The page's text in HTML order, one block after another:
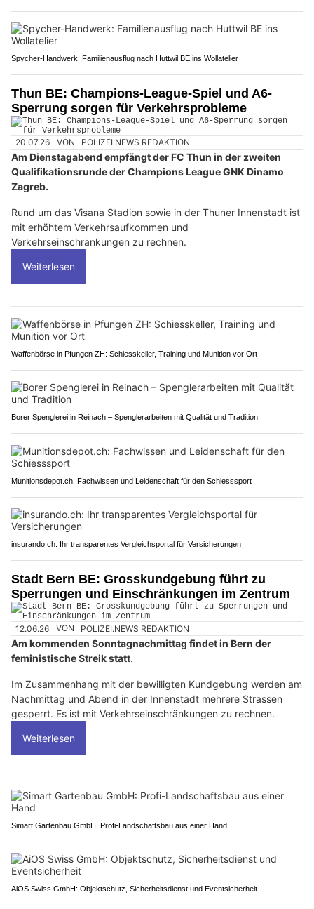
Spycher-Handwerk: Familienausflug nach Huttwil BE ins Wollatelier
Thun BE: Champions-League-Spiel und A6-
Sperrung sorgen für Verkehrsprobleme
20.07.26 VON POLIZEI.NEWS REDAKTION
Am Dienstagabend empfängt der FC Thun in der zweiten
Qualifikationsrunde der Champions League GNK Dinamo
Zagreb.
Rund um das Visana Stadion sowie in der Thuner Innenstadt ist
mit erhöhtem Verkehrsaufkommen und
Verkehrseinschränkungen zu rechnen.
Weiterlesen
Waffenbörse in Pfungen ZH: Schiesskeller, Training und Munition vor Ort
Borer Spenglerei in Reinach – Spenglerarbeiten mit Qualität und Tradition
Munitionsdepot.ch: Fachwissen und Leidenschaft für den Schiesssport
insurando.ch: Ihr transparentes Vergleichsportal für Versicherungen
Stadt Bern BE: Grosskundgebung führt zu
Sperrungen und Einschränkungen im Zentrum
12.06.26 VON POLIZEI.NEWS REDAKTION
Am kommenden Sonntagnachmittag findet in Bern der
feministische Streik statt.
Im Zusammenhang mit der bewilligten Kundgebung werden am
Nachmittag und Abend in der Innenstadt mehrere Strassen
gesperrt. Es ist mit Verkehrseinschränkungen zu rechnen.
Weiterlesen
Simart Gartenbau GmbH: Profi-Landschaftsbau aus einer Hand
AiOS Swiss GmbH: Objektschutz, Sicherheitsdienst und Eventsicherheit